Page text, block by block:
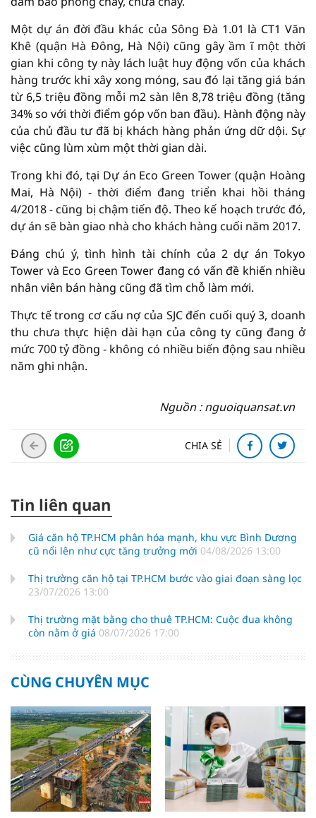
Một dự án đời đầu khác của Sông Đà 1.01 là CT1 Văn
Khê (quận Hà Đông, Hà Nội) cũng gây ầm ĩ một thời
gian khi công ty này lách luật huy động vốn của khách
hàng trước khi xây xong móng, sau đó lại tăng giá bán
từ 6,5 triệu đồng mỗi m2 sàn lên 8,78 triệu đồng (tăng
34% so với thời điểm góp vốn ban đầu). Hành động này
của chủ đầu tư đã bị khách hàng phản ứng dữ dội. Sự
việc cũng lùm xùm một thời gian dài.
Trong khi đó, tại Dự án Eco Green Tower (quận Hoàng
Mai, Hà Nội) - thời điểm đang triển khai hồi tháng
4/2018 - cũng bị chậm tiến độ. Theo kế hoạch trước đó,
dự án sẽ bàn giao nhà cho khách hàng cuối năm 2017.
Đáng chú ý, tình hình tài chính của 2 dự án Tokyo
Tower và Eco Green Tower đang có vấn đề khiến nhiều
nhân viên bán hàng cũng đã tìm chỗ làm mới.
Thực tế trong cơ cấu nợ của SJC đến cuối quý 3, doanh
thu chưa thực hiện dài hạn của công ty cũng đang ở
mức 700 tỷ đồng - không có nhiều biến động sau nhiều
năm ghi nhận.
Nguồn : nguoiquansat.vn
CHIA SẺ
Tin liên quan
Giá căn hộ TP.HCM phân hóa mạnh, khu vực Bình Dương
cũ nổi lên như cực tăng trưởng mới 04/08/2026 13:00
Thị trường căn hộ tại TP.HCM bước vào giai đoạn sàng lọc
23/07/2026 13:00
Thị trường mặt bằng cho thuê TP.HCM: Cuộc đua không
còn nằm ở giá 08/07/2026 17:00
CÙNG CHUYÊN MỤC